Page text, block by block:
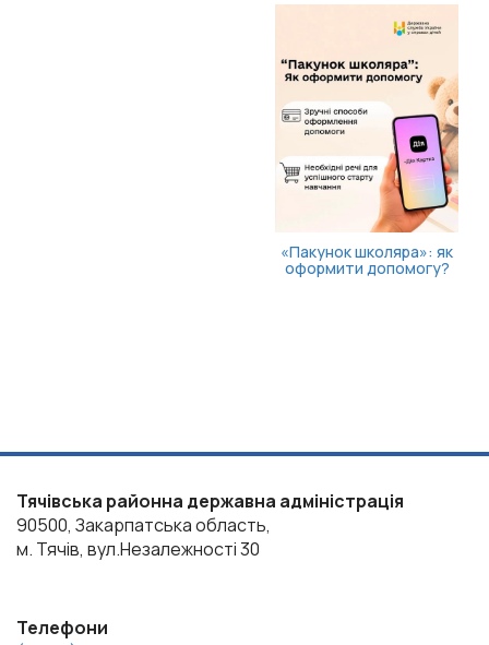
«Пакунок школяра»: як
оформити допомогу?
Тячівська районна державна адміністрація
90500, Закарпатська область,
м. Тячів, вул.Незалежності 30
Телефони